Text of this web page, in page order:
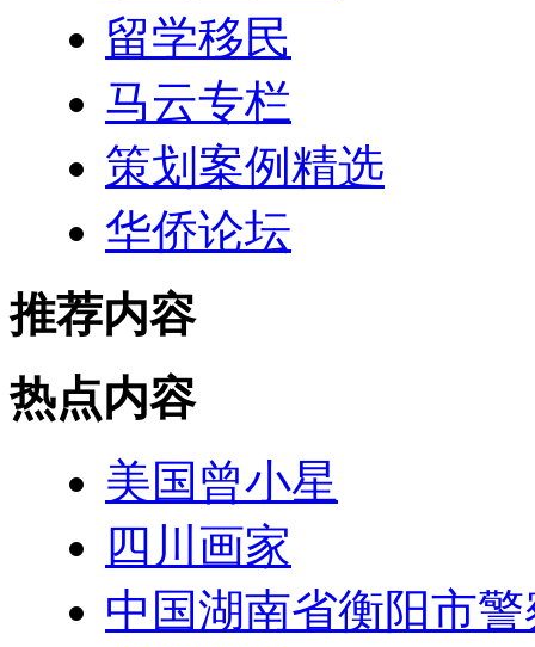
留学移民
马云专栏
策划案例精选
华侨论坛
推荐内容
热点内容
美国曾小星
四川画家
中国湖南省衡阳市